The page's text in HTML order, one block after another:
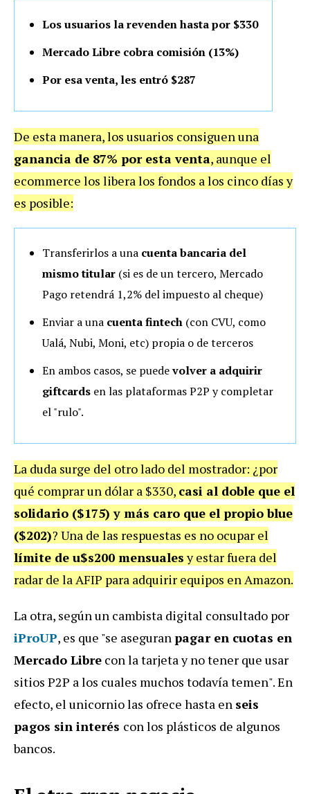
Los usuarios la revenden hasta por $330
Mercado Libre cobra comisión (13%)
Por esa venta, les entró $287
De esta manera, los usuarios consiguen una
ganancia de 87% por esta venta, aunque el
ecommerce los libera los fondos a los cinco días y
es posible:
Transferirlos a una cuenta bancaria del
mismo titular (si es de un tercero, Mercado
Pago retendrá 1,2% del impuesto al cheque)
Enviar a una cuenta fintech (con CVU, como
Ualá, Nubi, Moni, etc) propia o de terceros
En ambos casos, se puedevolver a adquirir
giftcards en las plataformas P2P y completar
el "rulo".
La duda surge del otro lado del mostrador: ¿por
qué comprar un dólar a $330, casi al doble que el
solidario ($175) y más caro que el propio blue
($202)? Una de las respuestas es no ocupar el
límite de u$s200 mensualesy estar fuera del
radar de la AFIP para adquirir equipos en Amazon.
La otra, según un cambista digital consultado por
iProUP, es que "se aseguranpagar en cuotas en
Mercado Libre con la tarjeta y no tener que usar
sitios P2P a los cuales muchos todavía temen". En
efecto, el unicornio las ofrece hasta en seis
pagos sin interés con los plásticos de algunos
bancos.